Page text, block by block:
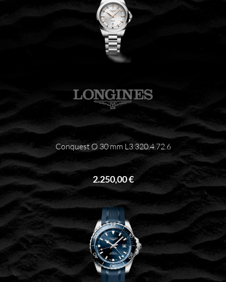
Conquest Ø 30 mm L3.320.4.72.6
2.250,00 €